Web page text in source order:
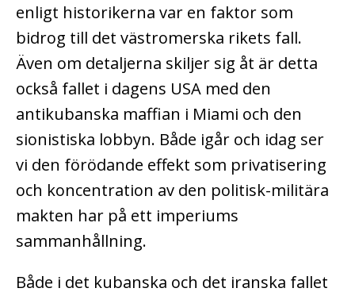
enligt historikerna var en faktor som
bidrog till det västromerska rikets fall.
Även om detaljerna skiljer sig åt är detta
också fallet i dagens USA med den
antikubanska maffian i Miami och den
sionistiska lobbyn. Både igår och idag ser
vi den förödande effekt som privatisering
och koncentration av den politisk-militära
makten har på ett imperiums
sammanhållning.
Både i det kubanska och det iranska fallet